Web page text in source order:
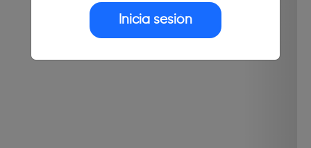
Inicia sesión